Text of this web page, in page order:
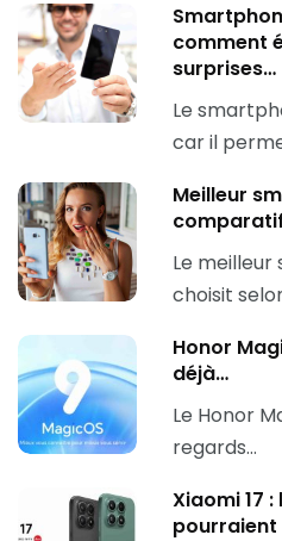
comment
surprises…
Le
car il
Meilleur
Le meilleur
choisit
Honor
déjà…
Le Honor
regards…
Xiaomi 17